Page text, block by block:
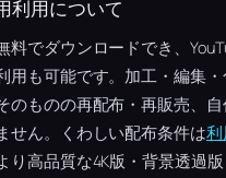
利用について
料でダウンロードでき、
用も可能です。加工・編集・
のものの再配布・再販売、自
せん。くわしい配布条件は利
り高品質な4K版・背景透過